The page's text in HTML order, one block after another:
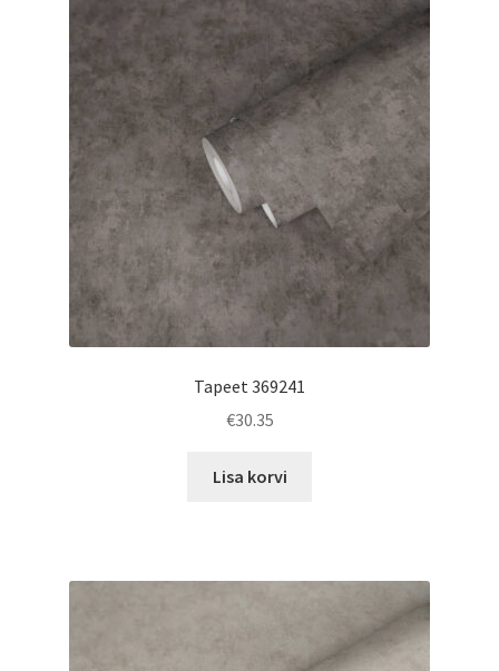
Tapeet 369241
€30.35
Lisa korvi